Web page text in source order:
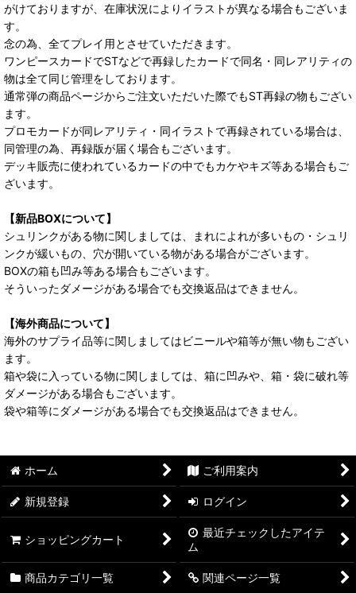
がけておりますが、在庫状況によりイラストが異なる場合もございま
す。
念の為、全てプレイ用とさせていただきます。
ワンピースカードでSTなどで再録したカードで同名・同レアリティの
物は全て同じ管理をしております。
通常弾の商品ページからご注文いただいた際でもST再録の物もござい
ます。
プロモカードが同レアリティ・同イラストで再録されている場合は、
同管理の為、再録版が届く場合もございます。
デッキ販売に使われているカードの中でもカケやキズ等ある場合もご
ざいます。
【新品BOXについて】
シュリンクがある物に関しましては、まれによれが多いもの・シュリ
ンクが緩いもの、穴が開いている物がある場合がございます。
BOXの箱も凹み等ある場合もございます。
そういったダメージがある場合でも交換返品はできません。
【海外商品について】
海外のサプライ品等に関しましてはビニールや箱等が無い物もござい
ます。
箱や袋に入っている物に関しましては、箱に凹みや、箱・袋に破れ等
ダメージがある場合もございます。
袋や箱等にダメージがある場合でも交換返品はできません。
ホーム ご利用案内
新規登録 ログイン
ショッピングカート
最近チェックしたアイテ
ム
商品カテゴリ一覧 関連ページ一覧